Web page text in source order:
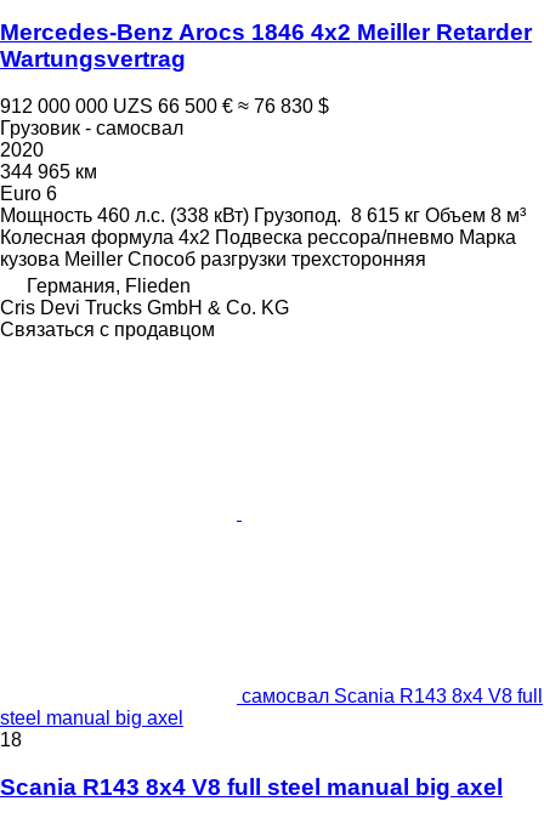
Mercedes-Benz Arocs 1846 4x2 Meiller Retarder
Wartungsvertrag
912 000 000 UZS 66 500 € ≈ 76 830 $
Грузовик - самосвал
2020
344 965 км
Euro 6
Мощность 460 л.с. (338 кВт) Грузопод. 8 615 кг Объем 8 м³
Колесная формула 4x2 Подвеска рессора/пневмо Марка
кузова Meiller Способ разгрузки трехсторонняя
Германия, Flieden
Cris Devi Trucks GmbH & Co. KG
Связаться с продавцом
самосвал Scania R143 8x4 V8 full
steel manual big axel
18
Scania R143 8x4 V8 full steel manual big axel